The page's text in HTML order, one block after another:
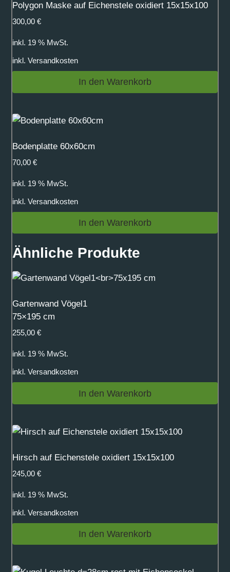
Polygon Maske auf Eichenstele oxidiert 15x15x100
300,00 €
inkl. 19 % MwSt.
inkl. Versandkosten
In den Warenkorb
Bodenplatte 60x60cm
70,00 €
inkl. 19 % MwSt.
inkl. Versandkosten
In den Warenkorb
Ähnliche Produkte
Gartenwand Vögel1
75×195 cm
255,00 €
inkl. 19 % MwSt.
inkl. Versandkosten
In den Warenkorb
Hirsch auf Eichenstele oxidiert 15x15x100
245,00 €
inkl. 19 % MwSt.
inkl. Versandkosten
In den Warenkorb